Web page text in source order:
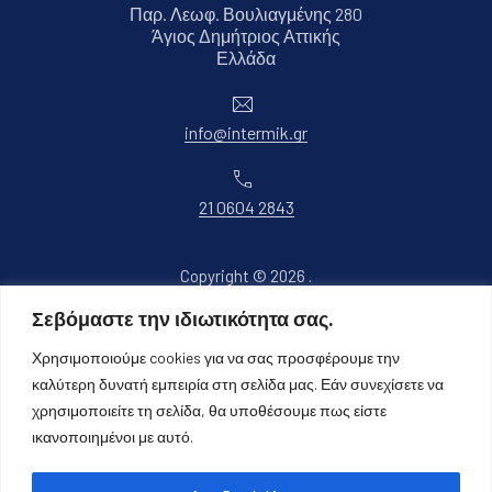
Σεβόμαστε την ιδιωτικότητα σας.
Χρησιμοποιούμε cookies για να σας προσφέρουμε την
καλύτερη δυνατή εμπειρία στη σελίδα μας. Εάν συνεχίσετε να
χρησιμοποιείτε τη σελίδα, θα υποθέσουμε πως είστε
ικανοποιημένοι με αυτό.
Παρ. Λεωφ. Βουλιαγμένης 280
Άγιος Δημήτριος Αττικής
ΕλλάδαΝέο παράθυρο
info@intermik.gr
21 0604 2843
Copyright © 2026 .
Θέμα WordPress απόFORQYΝέο παράθυρο
Επιστροφή στην κορυφή